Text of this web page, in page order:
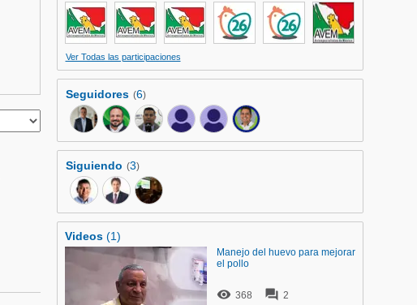
Ver Todas las participaciones
Seguidores (6)
Siguiendo (3)
Videos(1)
Manejo del huevo para mejorar
el pollo
 368  2